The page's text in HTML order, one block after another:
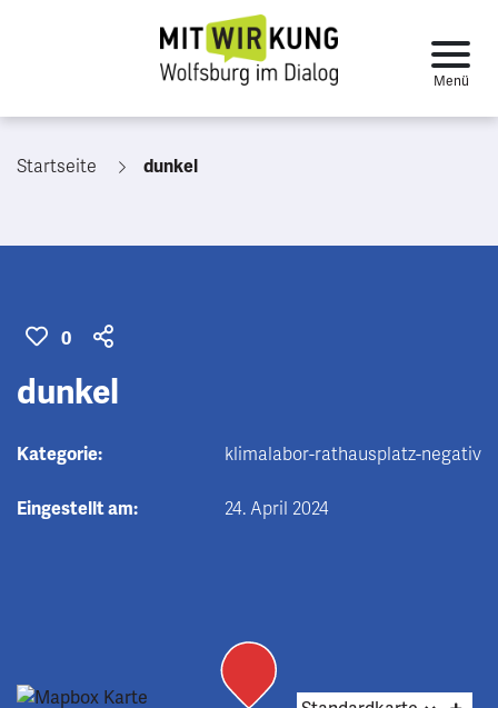
Startseite dunkel
0
dunkel
Kategorie: klimalabor-rathausplatz-negativ
Eingestellt am: 24. April 2024